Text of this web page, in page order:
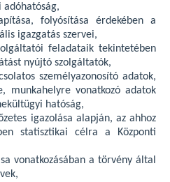
folyósítása érdekében a
igazgatás szervei,
feladataik tekintetében
nyújtó szolgáltatók,
személyazonosító adatok,
munkahelyre vonatkozó adatok
hatóság,
igazolása alapján, az ahhoz
statisztikai célra a Központi
vonatkozásában a törvény által